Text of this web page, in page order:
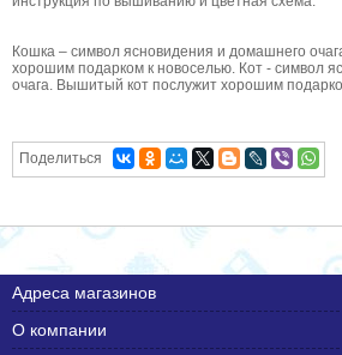
Кошка – символ ясновидения и домашнего
хорошим подарком к новоселью. Кот - символ
очага. Вышитый кот послужит хорошим
Поделиться
Адреса магазинов
О компании